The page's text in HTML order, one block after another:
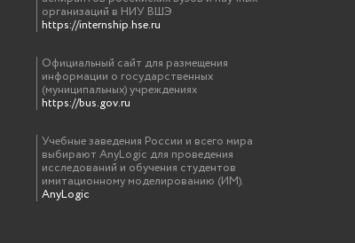
организаций в НИУ ВШЭ
https://internship.hse.ru
Официальный сайт для размещения
информации о государственных
(муниципальных) учреждениях
https://bus.gov.ru
Учебные заведения России и всего мира
выбирают AnyLogic для проведения
исследований и обучения студентов
имитационному моделированию (ИМ).
AnyLogic